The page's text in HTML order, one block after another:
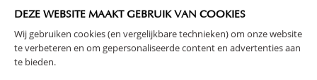
DEZE WEBSITE MAAKT GEBRUIK VAN COOKIES
Wij gebruiken cookies (en vergelijkbare technieken) om onze website
te verbeteren en om gepersonaliseerde content en advertenties aan
te bieden.
WAARSCHUWING
PRODUCTEIGENSCHAPPEN